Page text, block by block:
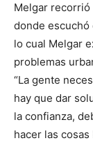
Melgar recorrió
donde
lo cual Melgar
problemas
“La gente
hay que dar
la confianza,
hacer las